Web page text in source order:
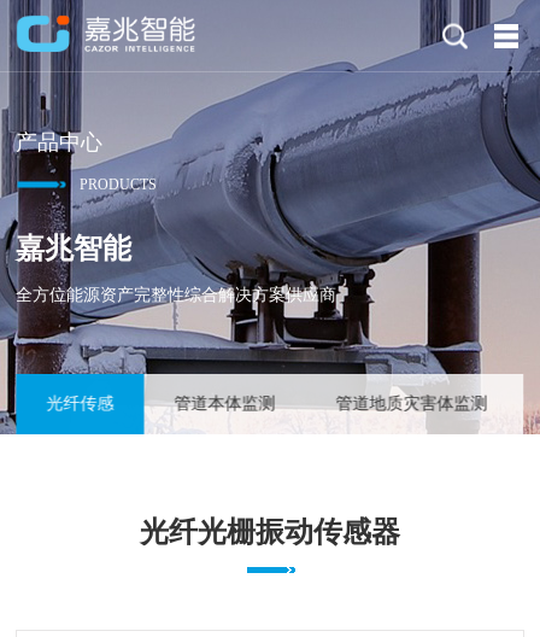
产品中心
PRODUCTS
嘉兆智能
全方位能源资产完整性综合解决方案供应商
光纤传感 管道本体监测 管道地质灾害体监测
光纤光栅振动传感器